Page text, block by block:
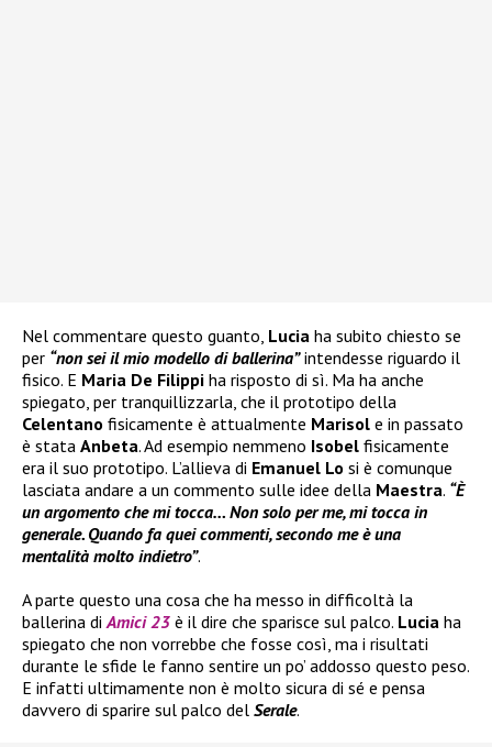
Nel commentare questo guanto, Lucia ha subito chiesto se
per “non sei il mio modello di ballerina”intendesse riguardo il
fisico. E Maria De Filippi ha risposto di sì. Ma ha anche
spiegato, per tranquillizzarla, che il prototipo della
Celentano fisicamente è attualmente Marisol e in passato
è stata Anbeta. Ad esempio nemmeno Isobel fisicamente
era il suo prototipo. L’allieva di Emanuel Lo si è comunque
lasciata andare a un commento sulle idee della Maestra. “È
un argomento che mi tocca… Non solo per me, mi tocca in
generale. Quando fa quei commenti, secondo me è una
mentalità molto indietro”.
A parte questo una cosa che ha messo in difficoltà la
ballerina diAmici 23 è il dire che sparisce sul palco. Lucia ha
spiegato che non vorrebbe che fosse così, ma i risultati
durante le sfide le fanno sentire un po’ addosso questo peso.
E infatti ultimamente non è molto sicura di sé e pensa
davvero di sparire sul palco del Serale.